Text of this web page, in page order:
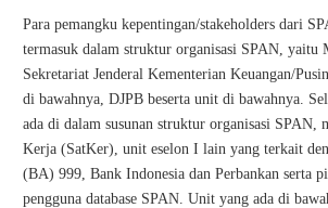
Para pemangku kepentingan/stakeholders dari
termasuk dalam struktur organisasi SPAN, yaitu
Sekretariat Jenderal Kementerian Keuangan/
di bawahnya, DJPB beserta unit di bawahnya.
ada di dalam susunan struktur organisasi SPAN,
Kerja (SatKer), unit eselon I lain yang terkait
(BA) 999, Bank Indonesia dan Perbankan serta
pengguna database SPAN. Unit yang ada di